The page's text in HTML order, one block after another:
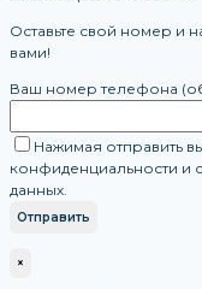
Оставьте свой номер и
вами!
Ваш номер телефона
Нажимая отправить
конфиденциальности
данных.
×